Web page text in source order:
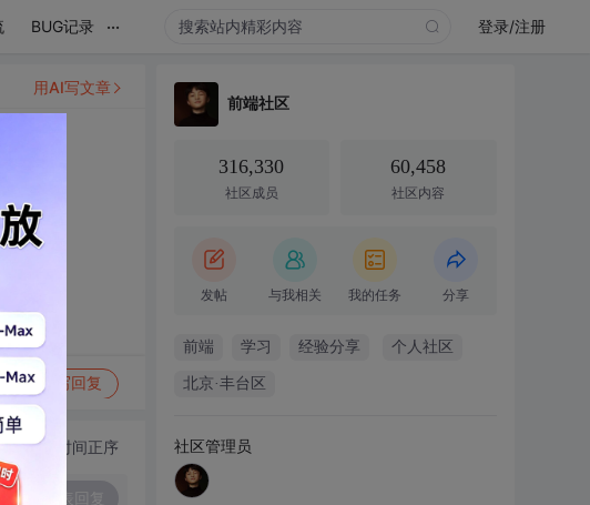
BUG记录 ... 登录/注册
写回复
用AI写文章
切换为时间正序
前端社区
316,330
社区成员
60,458
社区内容
发帖 与我相关 我的任务 分享
前端 学习 经验分享 个人社区
北京·丰台区
社区管理员